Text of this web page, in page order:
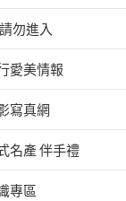
勿進入
愛美情報
寫真網
名產 伴手禮
專區